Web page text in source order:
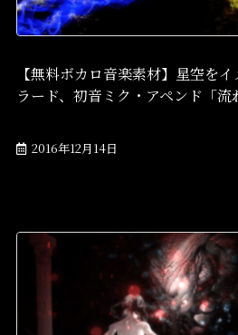
【無料ボカロ音楽素材】星空を
ラード、初音ミク・アペンド「流
2016年12月14日